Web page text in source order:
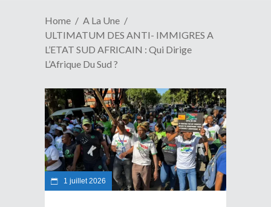
Home
A La Une
ULTIMATUM DES ANTI- IMMIGRES A
L’ETAT SUD AFRICAIN : Qui Dirige
L’Afrique Du Sud ?
1 juillet 2026